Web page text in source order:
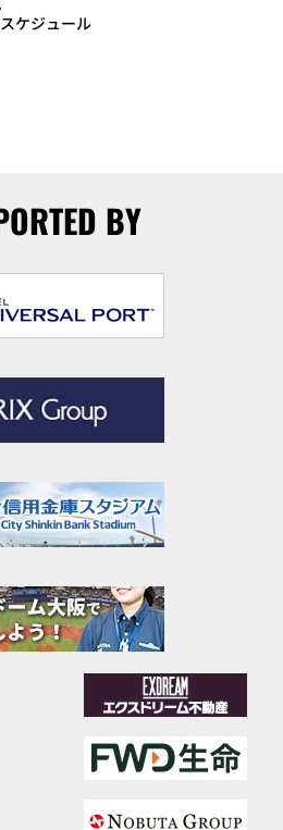
ケジュール
BY